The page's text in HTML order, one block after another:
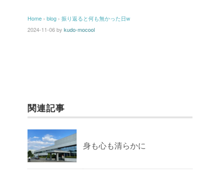
Home › blog › 振り返ると何も無かった日w
2024-11-06by kudo-mocool
関連記事
身も心も清らかに